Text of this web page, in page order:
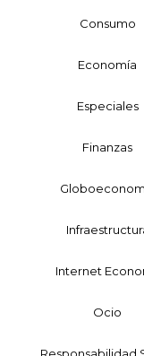
Consumo
Economía
Especiales
Finanzas
Internet
Ocio